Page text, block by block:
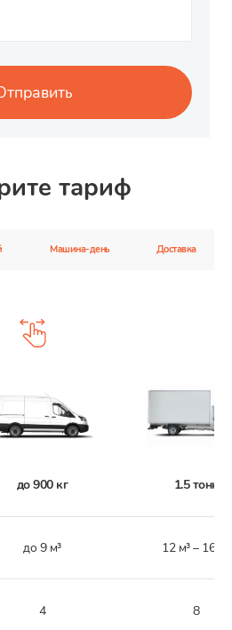
тариф
Машина-день Доставка
до 900 кг 1.5 тонн
до 9 м³ 12 м³ – 16 м³
4 8